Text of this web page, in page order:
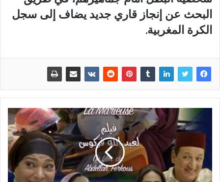
البحث عن إنجاز قاري جديد يضاف إلى سجل
الكرة المغربية.